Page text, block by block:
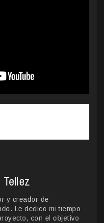
y creador de
Le dedico mi tiempo
con el objetivo